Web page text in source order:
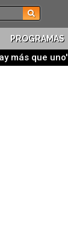
PROGRAMAS
más que uno'